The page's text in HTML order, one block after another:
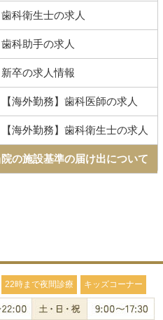
歯科衛生士の求人
歯科助手の求人
新卒の求人情報
【海外勤務】歯科医師の求人
【海外勤務】歯科衛生士の求人
院の施設基準の届け出について
22時まで夜間診療 キッズコーナー